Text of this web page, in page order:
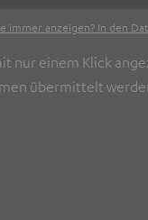
immer anzeigen? In den
einem Klick
übermittelt